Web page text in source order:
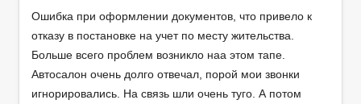
Ошибка при оформлении документов, что привело к
отказу в постановке на учет по месту жительства.
Больше всего проблем возникло наа этом тапе.
Автосалон очень долго отвечал, порой мои звонки
игнорировались. На связь шли очень туго. А потом